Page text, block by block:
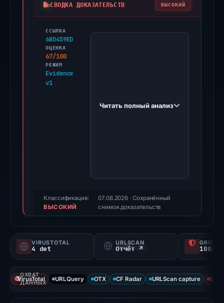
СВОДКА ДОКАЗАТЕЛЬСТВ ВЫСОКИЙ
ССЫЛКА
6BD459ED
ОЦЕНКА
67/100
РЕЖИМ
Evidence
v1
PhishDestroy
May
reported
finding;
no
second
Читать полный анализ
Классификация:
ВЫСОКИЙ
07.08.2026 · Сохранённый
снимок доказательств
VIRUSTOTAL
4 det
URLSCAN
Отчёт ↗ 100/
ОХВАТ
ДАННЫХ
VirusTotal URLQuery OTX CF Radar URLScan capture